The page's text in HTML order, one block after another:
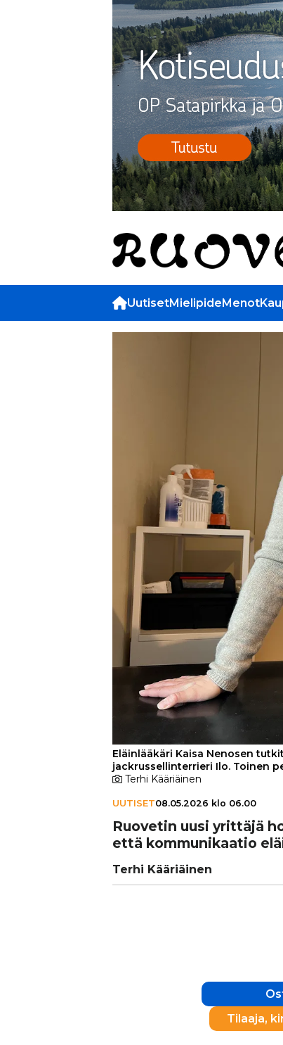
UutisetMielipideMenot
Eläinlääkäri Kaisa Nenosen
jackrussellinterrieri Ilo. Toinen
Terhi Kääriäinen
UUTISET08.05.2026 klo 06.00
Ruovetin uusi yrittäjä
että kom­mu­ni­kaa­tio
Terhi Kääriäinen
Tilaaja,